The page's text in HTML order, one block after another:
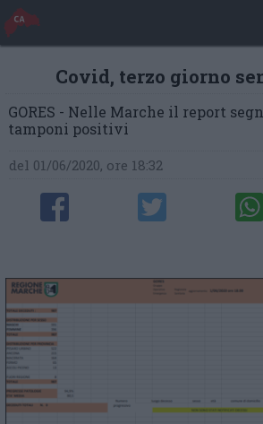
Covid, terzo giorno
GORES - Nelle Marche il report
tamponi positivi
del 01/06/2020, ore 18:32